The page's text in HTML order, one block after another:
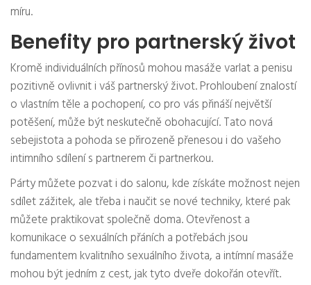
míru.
Benefity pro partnerský život
Kromě individuálních přínosů mohou masáže varlat a penisu
pozitivně ovlivnit i váš partnerský život. Prohloubení znalostí
o vlastním těle a pochopení, co pro vás přináší největší
potěšení, může být neskutečně obohacující. Tato nová
sebejistota a pohoda se přirozeně přenesou i do vašeho
intimního sdílení s partnerem či partnerkou.
Párty můžete pozvat i do salonu, kde získáte možnost nejen
sdílet zážitek, ale třeba i naučit se nové techniky, které pak
můžete praktikovat společně doma. Otevřenost a
komunikace o sexuálních přáních a potřebách jsou
fundamentem kvalitního sexuálního života, a intímní masáže
mohou být jedním z cest, jak tyto dveře dokořán otevřít.